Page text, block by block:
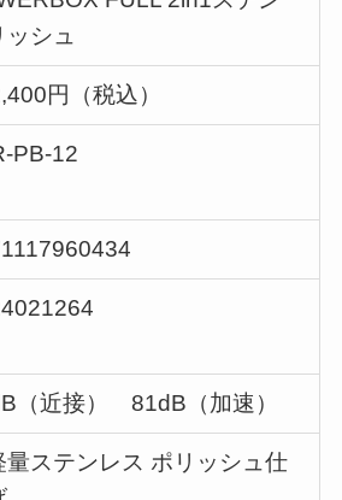
ッシュ
円（税込）
PB-12
（近接） 81dB（加速）
量ステンレス ポリッシュ仕